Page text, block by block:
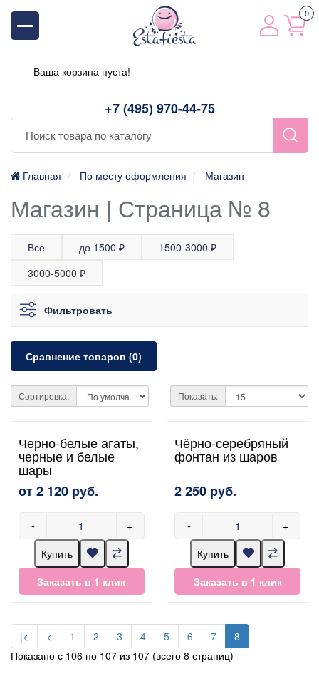
+7 (495) 970-44-75
0
Ваша корзина пуста!
Главная По месту оформления Магазин
Магазин | Страница № 8
Все до 1500 ₽
1500-3000 ₽
3000-5000 ₽
Фильтровать
Сравнение товаров (0)
Сортировка: Показать:
Черно-белые агаты,
черные и белые
шары
от 2 120 руб.
- +
Купить
Заказать в 1 клик
Чёрно-серебряный
фонтан из шаров
2 250 руб.
- +
Купить
Заказать в 1 клик
|< < 1 2 3 4 5 6 7
8
Показано с 106 по 107 из 107 (всего 8 страниц)